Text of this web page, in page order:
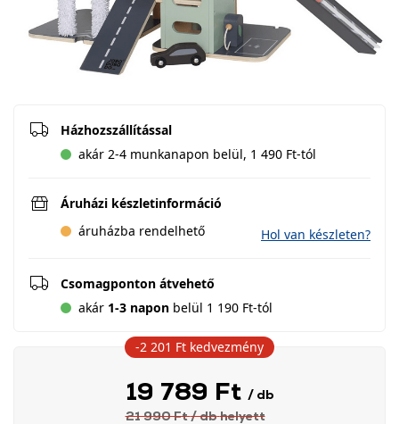
Házhozszállítással
akár 2-4 munkanapon belül, 1 490 Ft-tól
Áruházi készletinformáció
áruházba rendelhető
Hol van készleten?
Csomagponton átvehető
akár 1-3 napon belül 1 190 Ft-tól
19 789 Ft / db
21 990 Ft/ dbhelyett
-2 201 Ft kedvezmény